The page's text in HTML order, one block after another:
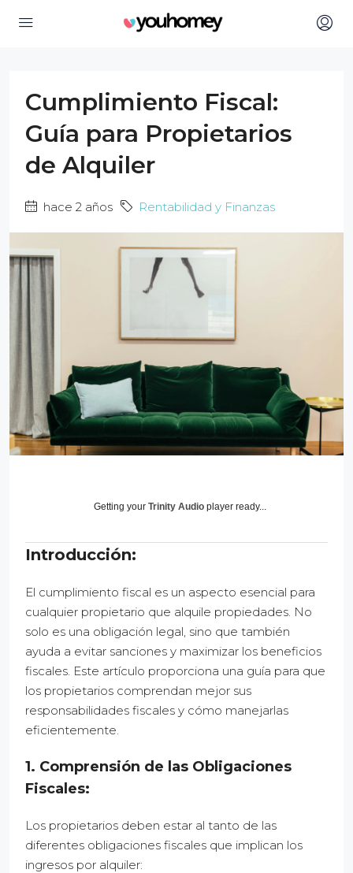
Cumplimiento Fiscal:
Guía para Propietarios
de Alquiler
hace 2 años Rentabilidad y Finanzas
Getting your Trinity Audio player ready...
Introducción:
El cumplimiento fiscal es un aspecto esencial para
cualquier propietario que alquile propiedades. No
solo es una obligación legal, sino que también
ayuda a evitar sanciones y maximizar los beneficios
fiscales. Este artículo proporciona una guía para que
los propietarios comprendan mejor sus
responsabilidades fiscales y cómo manejarlas
eficientemente.
1. Comprensión de las Obligaciones
Fiscales:
Los propietarios deben estar al tanto de las
diferentes obligaciones fiscales que implican los
ingresos por alquiler: